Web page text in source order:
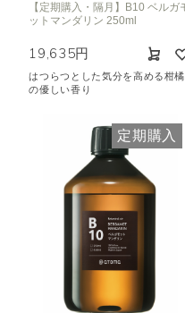
【定期購入・隔月】B10 ベルガ
ットマンダリン 250ml
19,635円
はつらつとした気分を高める柑橘
の優しい香り
定期購入